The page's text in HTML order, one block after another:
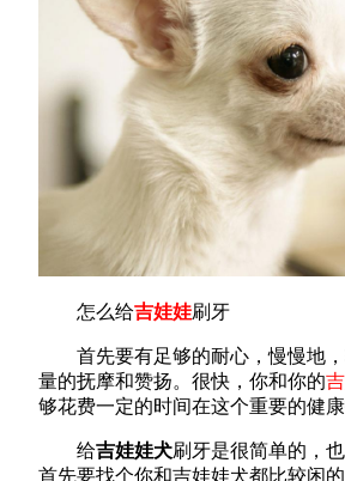
怎么给吉娃娃刷牙
首先要有足够的耐心，慢慢地，
量的抚摩和赞扬。很快，你和你的
够花费一定的时间在这个重要的健
给吉娃娃犬刷牙是很简单的，
首先要找个你和吉娃娃犬都比较闲